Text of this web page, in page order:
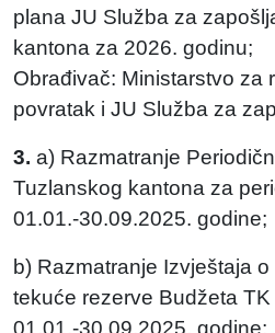
plana JU Služba za
kantona za 2026. godinu;
Obrađivač: Ministarstvo za
povratak i JU Služba za
3. a) Razmatranje
Tuzlanskog kantona za
01.01.-30.09.2025. godine;
b) Razmatranje Izvještaja
tekuće rezerve Budžeta TK
01.01.-30.09.2025. godine;